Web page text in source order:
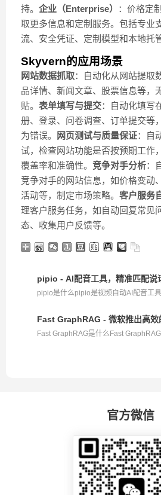
持。 企业（Enterprise）
：价格定
取更多信息和定制服务。包括专业
流、安全凭证、定制模型和本地托管
Skyvern的应用场景
网站数据抓取：自动化从网站提取
品详情、新闻文章、股票信息等，
贴。 表单填写与提交：自动化填写
册、登录、问卷调查、订单提交等
为错误。
网页测试与质量保证：自
试，检查网站功能是否按预期工作
覆盖率和准确性。 竞争对手分析：
竞争对手的网站信息，如价格变动
活动等，制定市场策略。 客户服务
理客户服务任务，如自动回复常见
态、收集用户反馈等。
pipio - AI配音工具，精准匹配说
pipio是什么pipio是视频自动AI配音工
Fast GraphRAG - 微软推出高效
Fast GraphRAG是什么Fast
官方微信